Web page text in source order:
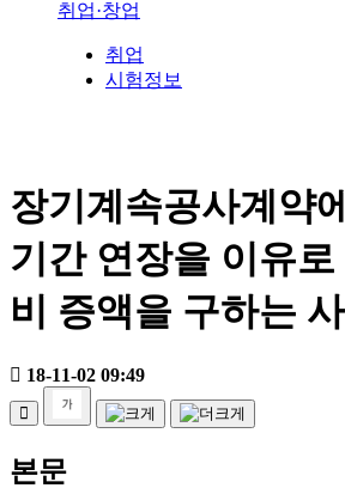
취업·창업
취업
시험정보
장기계속공사계약
기간 연장을 이유
비 증액을 구하는
18-11-02 09:49
본문